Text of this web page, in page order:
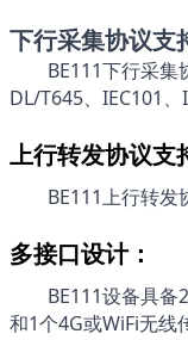
下行采集协议支
BE111下行采集
DL/T645、IEC101
上行转发协议支
BE111上行转发
多接口设计：
BE111设备具备
和1个4G或WiFi无线